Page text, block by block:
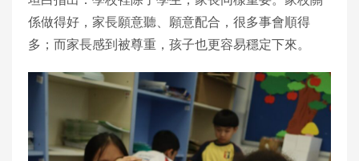
係做得好，家長願意聽、願意配合，很多事會順得
多；而家長感到被尊重，孩子也更容易穩定下來。